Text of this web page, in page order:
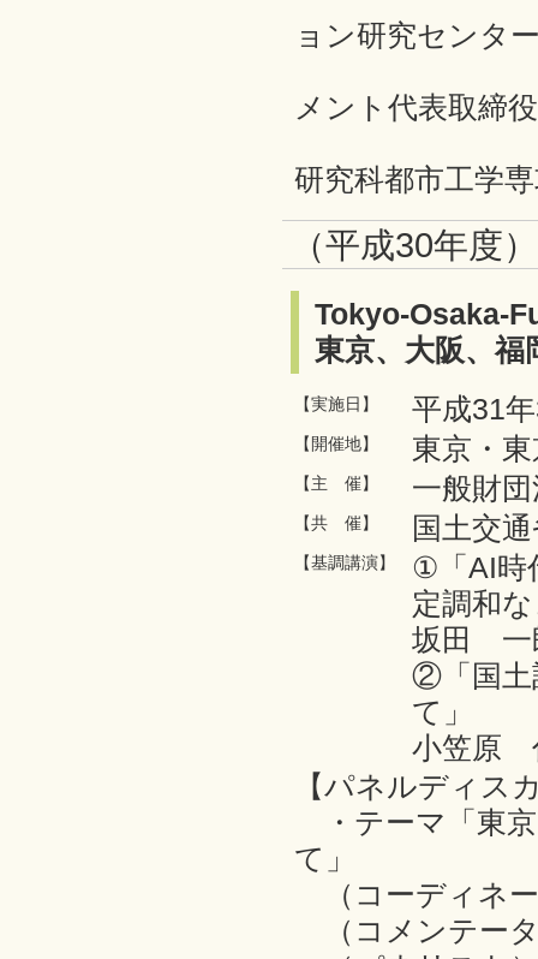
ョン研究センタ
メント代表取締
研究科都市工学
（平成30年度）
Tokyo-Osaka-
東京、大阪、
【実施日】 平成31
【開催地】 東京・
【主 催】 一般財
【共 催】 国土交
【基調講演】
①「AI時
定調和
坂田 一
②「国土
て」
小笠原
【パネルディス
・テーマ「東京
て」
（コーディネ
（コメンテー